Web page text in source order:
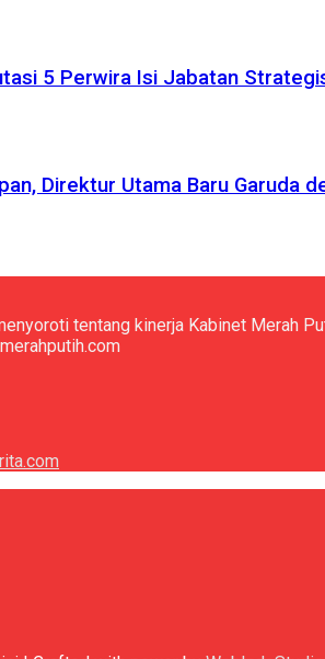
5 Perwira Isi Jabatan
Direktur Utama Baru Garuda
tentang kinerja Kabinet Merah